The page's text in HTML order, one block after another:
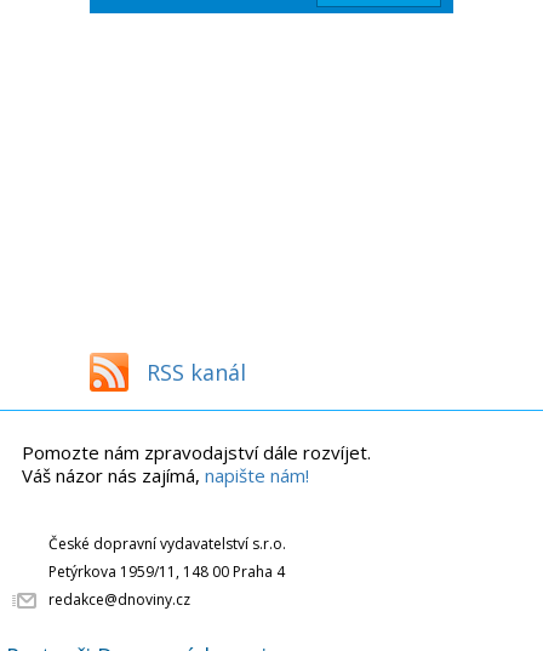
RSS kanál
Pomozte nám zpravodajství dále rozvíjet.
Váš názor nás zajímá, napište nám!
České dopravní vydavatelství s.r.o.
Petýrkova 1959/11, 148 00 Praha 4
redakce@dnoviny.cz